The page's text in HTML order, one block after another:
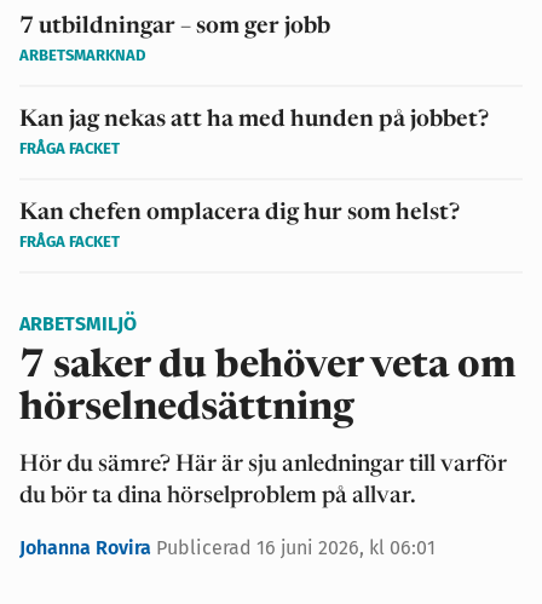
7 utbildningar – som ger jobb
ARBETSMARKNAD
Kan jag nekas att ha med hunden på jobbet?
FRÅGA FACKET
Kan chefen omplacera dig hur som helst?
FRÅGA FACKET
ARBETSMILJÖ
7 saker du behöver veta om
hörselnedsättning
Hör du sämre? Här är sju anledningar till varför
du bör ta dina hörselproblem på allvar.
Johanna Rovira Publicerad 16 juni 2026, kl 06:01